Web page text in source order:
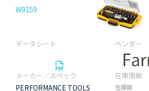
W9159
PERFORMANCE TOOLS 在庫数